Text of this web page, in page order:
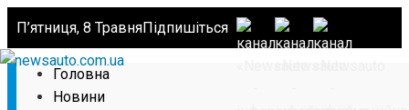
П’ятниця, 8 ТравняПідпишіться
Головна
Новини